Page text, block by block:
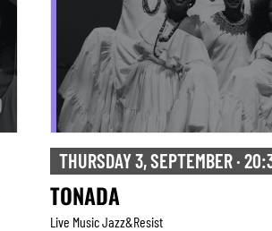
THURSDAY 3, SEPTEMBER ·
TONADA
Live Music Jazz&resist